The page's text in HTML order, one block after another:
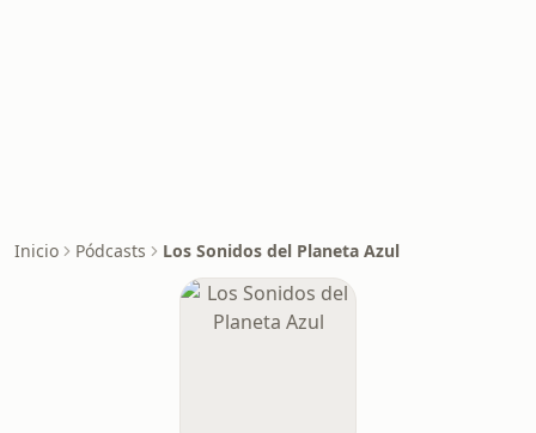
Inicio Pódcasts Los Sonidos del Planeta Azul